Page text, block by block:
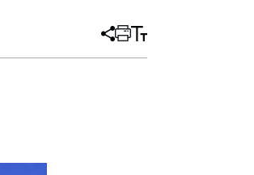
分
文
打 调
大